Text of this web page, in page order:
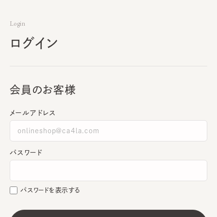
Login
ログイン
会員のお客様
メールアドレス
パスワード
パスワードを表示する